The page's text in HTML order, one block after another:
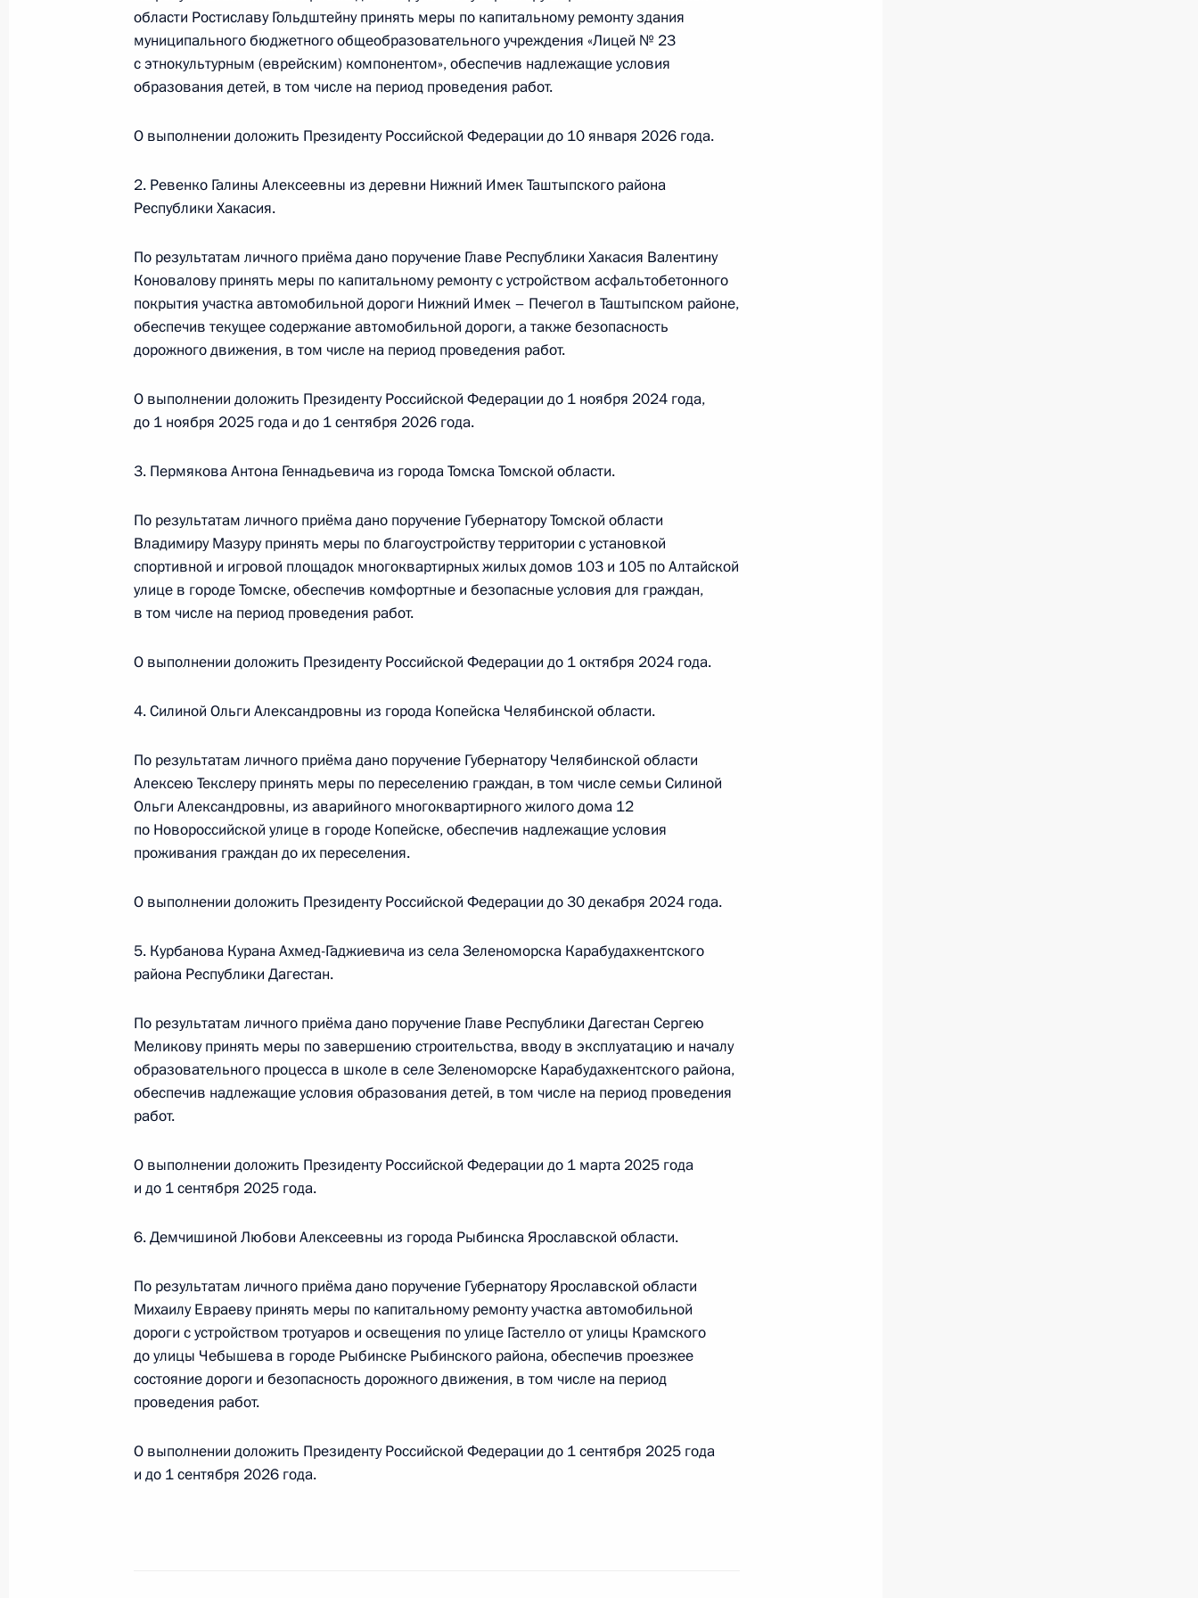
Президента Российской Федерации советником Президента Российской Федерации
Антоном Кобяковым в Приёмной Президента Российской Федерации по приёму
граждан в Москве 1 декабря 2016 года
26 июля 2024 года, 15:40
конференц-связи жительницы Белгородской области, проведённого по поручению
Президента Российской Федерации начальником Управления Президента
Российской Федерации в Приёмной Президента Российской Федерации по приёму
граждан в Москве 26 апреля 2024 года
26 июля 2024 года, 15:38
О ходе исполнения поручения, данного по итогам личного приёма в режиме видео-
конференц-связи жительницы Самарской области, проведённого по поручению
в Приёмной Президента Российской Федерации по приёму граждан в Москве 13
26 июля 2024 года, 15:33
О ходе исполнения поручения, данного по итогам личного приёма в режиме видео-
Президента Российской Федерации советником Президента Российской Федерации
граждан в Москве 5 июля 2024 года
25 июля 2024 года, четверг
25 июля 2024 года по поручению Президента Российской Федерации начальник
и организаций Михаил Михайловский провёл в Приёмной Президента Российской
конференц-связи
25 июля 2024 года по поручению Президента Российской Федерации начальник
Управления Президента Российской Федерации по внутренней политике Андрей
Ярин провёл в Приёмной Президента Российской Федерации по приёму граждан
25 июля 2024 года, 16:33
Московско-Окского бассейнового водного управления Федерального агентства
водных ресурсов Вахтанг Астахов провёл в Приёмной Президента Российской
Федерации по приёму граждан в Москве личный приём граждан
25 июля 2024 года, 16:32
в режиме видео-конференц-связи жительницы Омской области, проведённого
по поручению Президента Российской Федерации советником Президента
области Ростиславу Гольдштейну принять меры по капитальному ремонту здания
муниципального бюджетного общеобразовательного учреждения «Лицей № 23
с этнокультурным (еврейским) компонентом», обеспечив надлежащие условия
образования детей, в том числе на период проведения работ.
О выполнении доложить Президенту Российской Федерации до 10 января 2026 года.
2. Ревенко Галины Алексеевны из деревни Нижний Имек Таштыпского района
Республики Хакасия.
По результатам личного приёма дано поручение Главе Республики Хакасия Валентину
Коновалову принять меры по капитальному ремонту с устройством асфальтобетонного
покрытия участка автомобильной дороги Нижний Имек – Печегол в Таштыпском районе,
обеспечив текущее содержание автомобильной дороги, а также безопасность
дорожного движения, в том числе на период проведения работ.
О выполнении доложить Президенту Российской Федерации до 1 ноября 2024 года,
до 1 ноября 2025 года и до 1 сентября 2026 года.
3. Пермякова Антона Геннадьевича из города Томска Томской области.
По результатам личного приёма дано поручение Губернатору Томской области
Владимиру Мазуру принять меры по благоустройству территории с установкой
спортивной и игровой площадок многоквартирных жилых домов 103 и 105 по Алтайской
улице в городе Томске, обеспечив комфортные и безопасные условия для граждан,
в том числе на период проведения работ.
О выполнении доложить Президенту Российской Федерации до 1 октября 2024 года.
4. Силиной Ольги Александровны из города Копейска Челябинской области.
По результатам личного приёма дано поручение Губернатору Челябинской области
Алексею Текслеру принять меры по переселению граждан, в том числе семьи Силиной
Ольги Александровны, из аварийного многоквартирного жилого дома 12
по Новороссийской улице в городе Копейске, обеспечив надлежащие условия
проживания граждан до их переселения.
О выполнении доложить Президенту Российской Федерации до 30 декабря 2024 года.
5. Курбанова Курана Ахмед-Гаджиевича из села Зеленоморска Карабудахкентского
района Республики Дагестан.
По результатам личного приёма дано поручение Главе Республики Дагестан Сергею
Меликову принять меры по завершению строительства, вводу в эксплуатацию и началу
образовательного процесса в школе в селе Зеленоморске Карабудахкентского района,
обеспечив надлежащие условия образования детей, в том числе на период проведения
работ.
О выполнении доложить Президенту Российской Федерации до 1 марта 2025 года
и до 1 сентября 2025 года.
6. Демчишиной Любови Алексеевны из города Рыбинска Ярославской области.
По результатам личного приёма дано поручение Губернатору Ярославской области
Михаилу Евраеву принять меры по капитальному ремонту участка автомобильной
дороги с устройством тротуаров и освещения по улице Гастелло от улицы Крамского
до улицы Чебышева в городе Рыбинске Рыбинского района, обеспечив проезжее
состояние дороги и безопасность дорожного движения, в том числе на период
проведения работ.
О выполнении доложить Президенту Российской Федерации до 1 сентября 2025 года
и до 1 сентября 2026 года.